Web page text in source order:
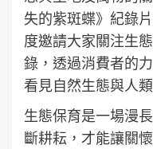
失的紫斑蝶》紀錄
度邀請大家關注生
錄，透過消費者的
看見自然生態與人
生態保育是一場漫
斷耕耘，才能讓關